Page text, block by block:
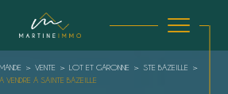
VENTE LOT ET GARONNE
STE BAZEILLE
VENDRE A SAINTE BAZEILLE